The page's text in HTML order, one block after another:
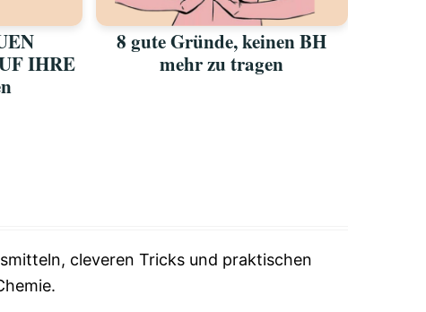
IHRE
8 gute Gründe, keinen BH
mehr zu tragen
cleveren Tricks und praktischen